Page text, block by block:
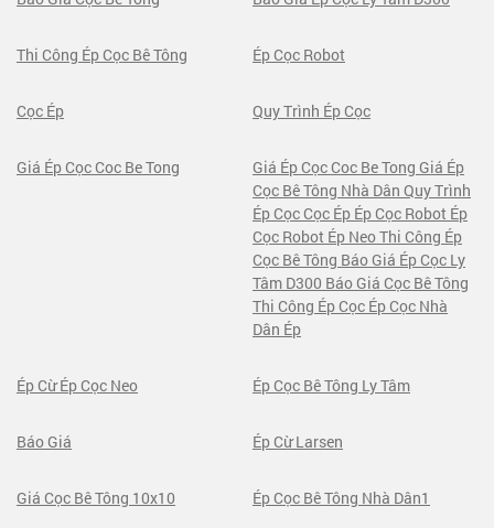
Thi Công Ép Cọc Bê Tông Ép Cọc Robot
Cọc Ép Quy Trình Ép Cọc
Giá Ép Cọc Coc Be Tong
Giá Ép Cọc Coc Be Tong Giá Ép
Cọc Bê Tông Nhà Dân Quy Trình
Ép Cọc Cọc Ép Ép Cọc Robot Ép
Cọc Robot Ép Neo Thi Công Ép
Cọc Bê Tông Báo Giá Ép Cọc Ly
Tâm D300 Báo Giá Cọc Bê Tông
Thi Công Ép Cọc Ép Cọc Nhà
Dân Ép
Ép Cừ Ép Cọc Neo Ép Cọc Bê Tông Ly Tâm
Báo Giá Ép Cừ Larsen
Giá Cọc Bê Tông 10x10 Ép Cọc Bê Tông Nhà Dân1